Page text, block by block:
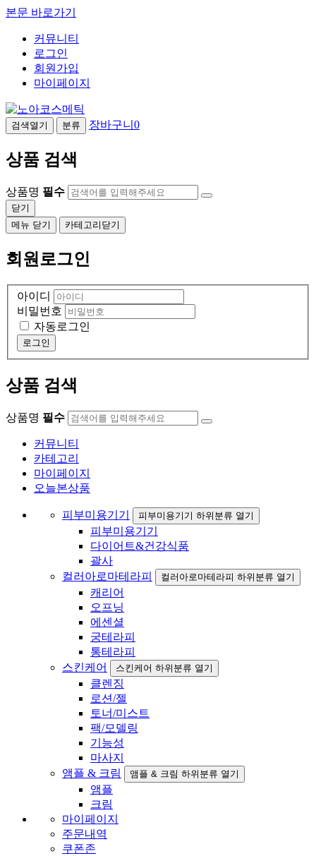
본문 바로가기
커뮤니티
로그인
회원가입
마이페이지
검색열기 분류 장바구니 0
상품 검색
상품명 필수
닫기
메뉴 닫기
카테고리닫기
회원로그인
아이디
비밀번호
자동로그인
로그인
상품 검색
상품명 필수
커뮤니티
카테고리
마이페이지
오늘본상품
피부미용기기 피부미용기기 하위분류 열기
피부미용기기
다이어트&건강식품
괄사
컬러아로마테라피
컬러아로마테라피 하위분류 열기
캐리어
오프닝
에센셜
궁테라피
통테라피
스킨케어
스킨케어 하위분류 열기
클렌징
로션/젤
토너/미스트
팩/모델링
기능성
마사지
앰플 & 크림
앰플 & 크림 하위분류 열기
앰플
크림
마이페이지
주문내역
쿠폰존